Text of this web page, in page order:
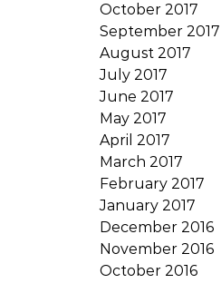
October 2017
September 2017
August 2017
July 2017
June 2017
May 2017
April 2017
March 2017
February 2017
January 2017
December 2016
November 2016
October 2016